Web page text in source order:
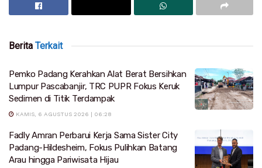
Berita Terkait
Pemko Padang Kerahkan Alat Berat Bersihkan
Lumpur Pascabanjir, TRC PUPR Fokus Keruk
Sedimen di Titik Terdampak
KAMIS, 6 AGUSTUS 2026 | 06:28
Fadly Amran Perbarui Kerja Sama Sister City
Padang-Hildesheim, Fokus Pulihkan Batang
Arau hingga Pariwisata Hijau